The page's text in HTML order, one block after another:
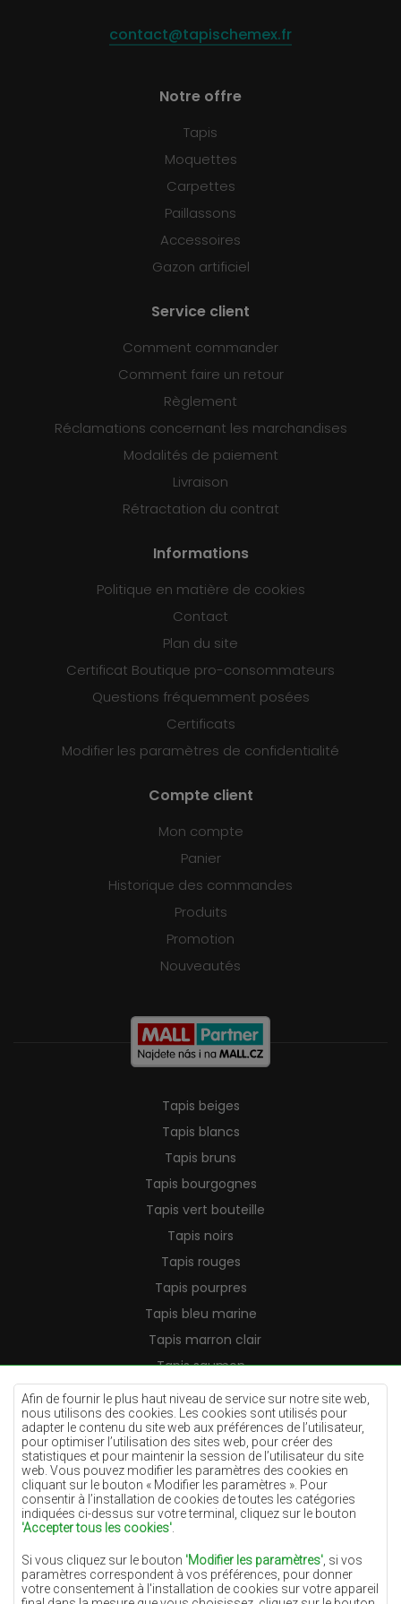
Afin de fournir le plus haut niveau de service sur notre site web,
nous utilisons des cookies. Les cookies sont utilisés pour
adapter le contenu du site web aux préférences de l’utilisateur,
pour optimiser l’utilisation des sites web, pour créer des
statistiques et pour maintenir la session de l’utilisateur du site
web. Vous pouvez modifier les paramètres des cookies en
cliquant sur le bouton « Modifier les paramètres ». Pour
consentir à l’installation de cookies de toutes les catégories
indiquées ci-dessus sur votre terminal, cliquez sur le bouton
'Accepter tous les cookies'
Si vous cliquez sur le bouton 'Modifier les paramètres' , si vos
paramètres correspondent à vos préférences, pour donner
votre consentement à l'installation de cookies sur votre appareil
contact@tapischemex.fr
Notre offre
Tapis
Moquettes
Carpettes
Paillassons
Accessoires
Gazon artificiel
Service client
Comment commander
Comment faire un retour
Règlement
Réclamations concernant les marchandises
Modalités de paiement
Livraison
Rétractation du contrat
Informations
Politique en matière de cookies
Contact
Plan du site
Certificat Boutique pro-consommateurs
Questions fréquemment posées
Certificats
Modifier les paramètres de confidentialité
Compte client
Mon compte
Panier
Historique des commandes
Produits
Promotion
Nouveautés
Tapis beiges
Tapis blancs
Tapis bruns
Tapis bourgognes
Tapis vert bouteille
Tapis noirs
Tapis rouges
Tapis pourpres
Tapis bleu marine
Tapis marron clair
Tapis saumon
Tapis crème
Tapis lilas
Tapis jaunes
Tapis menthe
Tapis bleus
Tapis oranges
Tapis gris
Tapis terre cuite